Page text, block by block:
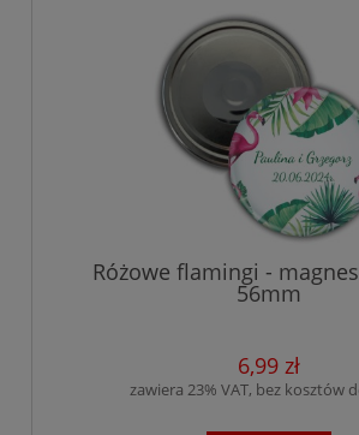
Różowe flamingi -
56mm
6,99 zł
zawiera 23% VAT, bez kosztów